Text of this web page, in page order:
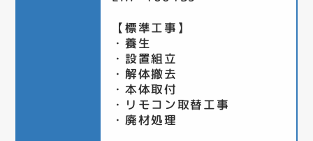
【標準工事】
・養生
・設置組立
・解体撤去
・本体取付
・リモコン取替工事
・廃材処理